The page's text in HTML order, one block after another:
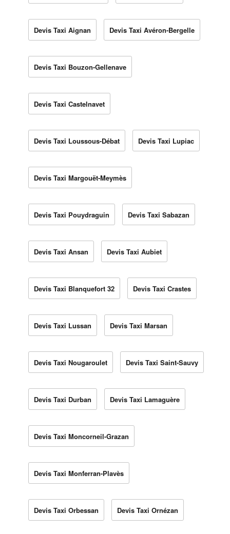
Devis Taxi Aignan Devis Taxi Avéron-Bergelle
Devis Taxi Bouzon-Gellenave
Devis Taxi Castelnavet
Devis Taxi Loussous-Débat Devis Taxi Lupiac
Devis Taxi Margouët-Meymès
Devis Taxi Pouydraguin Devis Taxi Sabazan
Devis Taxi Ansan Devis Taxi Aubiet
Devis Taxi Blanquefort 32 Devis Taxi Crastes
Devis Taxi Lussan Devis Taxi Marsan
Devis Taxi Nougaroulet Devis Taxi Saint-Sauvy
Devis Taxi Durban Devis Taxi Lamaguère
Devis Taxi Moncorneil-Grazan
Devis Taxi Monferran-Plavès
Devis Taxi Orbessan Devis Taxi Ornézan